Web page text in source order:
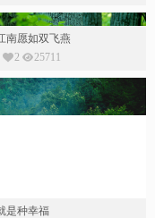
南愿如双飞燕
2 25711
是种幸福